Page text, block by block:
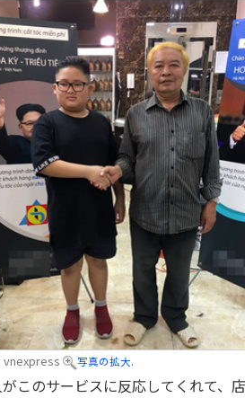
vnexpress 写真の拡大.
このサービスに反応してくれて、